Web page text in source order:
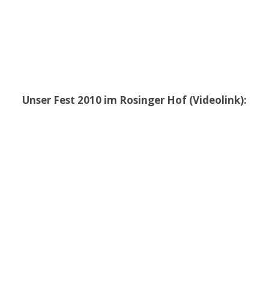
Unser Fest 2010 im Rosinger Hof (Videolink):